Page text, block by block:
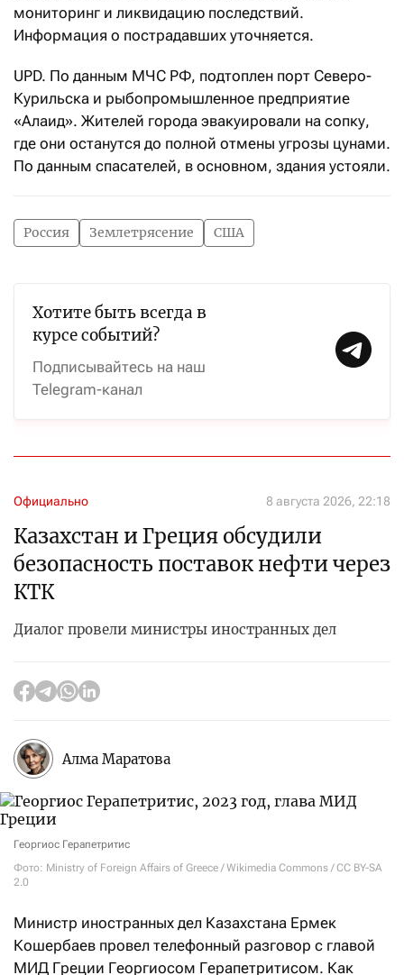
мониторинг и ликвидацию последствий.
Информация о пострадавших уточняется.
UPD. По данным МЧС РФ, подтоплен порт Северо-
Курильска и рыбопромышленное предприятие
«Алаид». Жителей города эвакуировали на сопку,
где они останутся до полной отмены угрозы цунами.
По данным спасателей, в основном, здания устояли.
Россия Землетрясение США
Хотите быть всегда в
курсе событий?
Подписывайтесь на наш
Telegram-канал
Официально 8 августа 2026, 22:18
Казахстан и Греция обсудили
безопасность поставок нефти через
КТК
Диалог провели министры иностранных дел
Алма Маратова
Георгиос Герапетритис
Фото: Ministry of Foreign Affairs of Greece / Wikimedia Commons / CC BY-SA
2.0
Министр иностранных дел Казахстана Ермек
Кошербаев провел телефонный разговор с главой
МИД Греции Георгиосом Герапетритисом. Как